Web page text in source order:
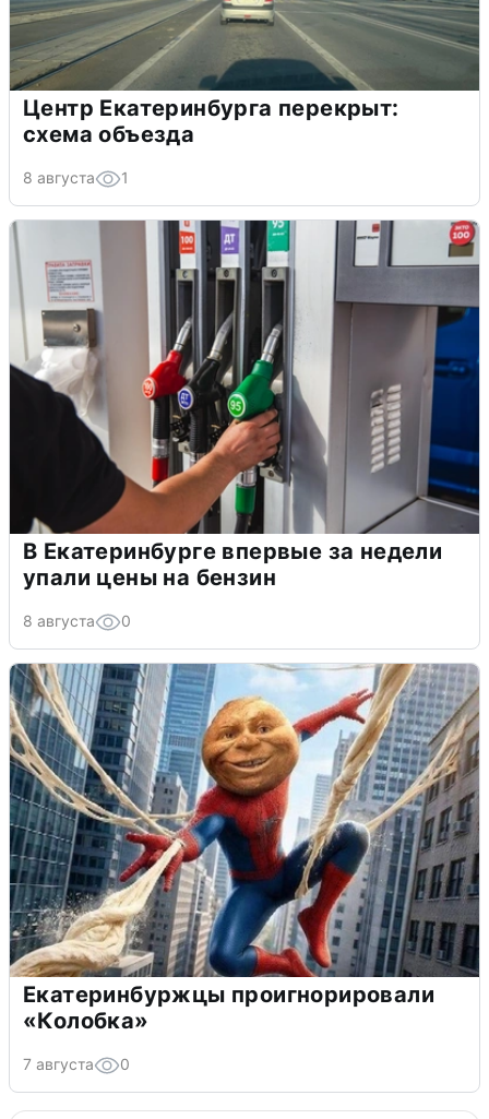
Центр Екатеринбурга перекрыт:
схема объезда
8 августа 1
В Екатеринбурге впервые за недели
упали цены на бензин
8 августа 0
Екатеринбуржцы проигнорировали
«Колобка»
7 августа 0